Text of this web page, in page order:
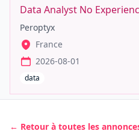
Data Analyst No
Peroptyx
France
2026-08-01
data
← Retour à toutes les